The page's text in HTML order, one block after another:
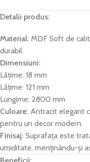
Detalii produs:
Material: MDF Soft de
durabil.
Dimensiuni:
Lățime: 18 mm
Lățime: 121 mm
Lungime: 2800 mm
Culoare: Antracit elegant
pentru un decor modern.
Finisaj: Suprafața este
umiditate, menținându-și